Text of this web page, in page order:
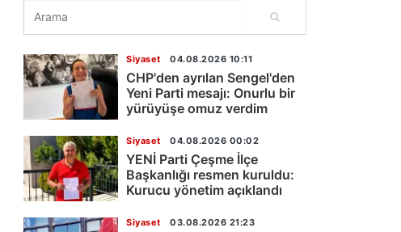
Siyaset 04.08.2026 10:11
CHP'den ayrılan Sengel'den
Yeni Parti mesajı: Onurlu bir
yürüyüşe omuz verdim
Siyaset 04.08.2026 00:02
YENİ Parti Çeşme İlçe
Başkanlığı resmen kuruldu:
Kurucu yönetim açıklandı
Siyaset 03.08.2026 21:23